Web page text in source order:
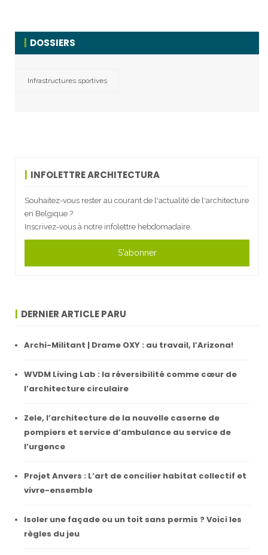
DOSSIERS
Infrastructures sportives
INFOLETTRE ARCHITECTURA
Souhaitez-vous rester au courant de l'actualité de l'architecture
en Belgique ?
Inscrivez-vous à notre infolettre hebdomadaire.
S'abonner
DERNIER ARTICLE PARU
Archi-Militant | Drame OXY : au travail, l’Arizona!
WVDM Living Lab : la réversibilité comme cœur de
l’architecture circulaire
Zele, l’architecture de la nouvelle caserne de
pompiers et service d’ambulance au service de
l’urgence
Projet Anvers : L’art de concilier habitat collectif et
vivre-ensemble
Isoler une façade ou un toit sans permis ? Voici les
règles du jeu